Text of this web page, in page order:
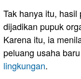
Tak hanya itu,
dijadikan pupuk
Karena itu, ia
peluang usaha
lingkungan.